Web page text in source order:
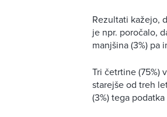
Rezultati kažejo,
je npr. poročalo,
manjšina (3%)
Tri četrtine (75%)
starejše od treh
(3%) tega